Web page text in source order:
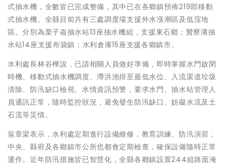
式抽水機，全數皆已完成整備，其中已在各鄉鎮預佈219部移動
式抽水機。全縣目前共有三處調度場支援外水漲潮區及低窪地
區。分別為栗子崙抽水站13座抽水機組，支援東石鄉；贊寮溝抽
水站14座支援布袋鎮；水利倉庫15座支援各鄉鎮市。
水利處長林谷樺說，已請相關人員做好準備，即時掌握水門啟閉
時機、移動式抽水機調度、滯洪池排至最低水位、入流渠道垃圾
清除、防汛缺口檢視、水情資訊預警，要求水門、抽水站管理人
員通訊正常，隨時監控狀況，避免發生防汛缺口、妨礙水流及土
石流等災情。
翁章梁表示，水利處定期進行設備維修，教育訓練、防汛演習，
中央、縣府及各鄉鎮市公所也都會定期檢查，確保設備隨時正常
運作。近年防汛措施皆已智慧化，全縣各鄉鎮設置244組路面淹